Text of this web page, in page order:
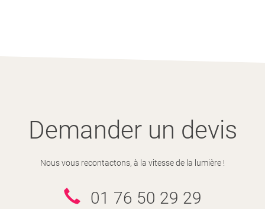
Demander un devis
Nous vous recontactons, à la vitesse de la lumière !
01 76 50 29 29